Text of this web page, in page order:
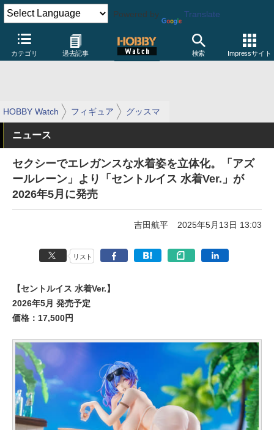
Powered by Translate
カテゴリ 過去記事 検索 Impressサイト
HOBBY Watch フィギュア グッスマ
ニュース
セクシーでエレガンスな水着姿を立体化。「アズ
ールレーン」より「セントルイス 水着Ver.」が
2026年5月に発売
吉田航平 2025年5月13日 13:03
リスト
【セントルイス 水着Ver.】
2026年5月 発売予定
価格：17,500円